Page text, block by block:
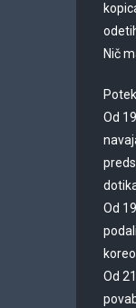
Nič
Od
Od
Od